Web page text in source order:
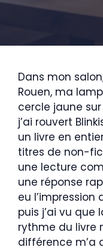
Dans mon
Rouen, ma
cercle jaune
j’ai rouvert
un livre en
titres de non-
une lecture
une réponse
eu l’impression
puis j’ai vu
rythme du livre
différence m’a